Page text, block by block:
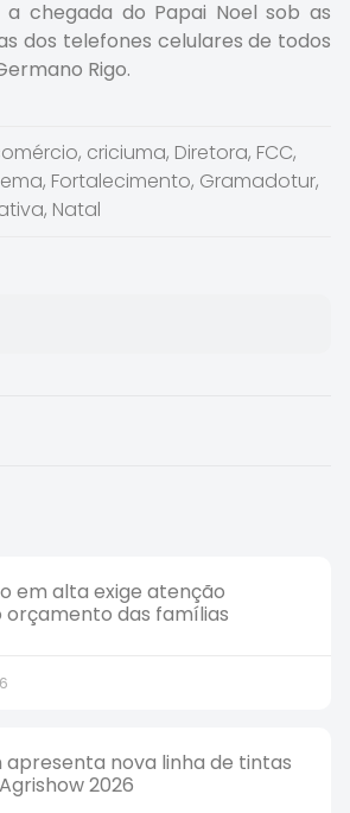
chegada do Papai Noel sob as
dos telefones celulares de todos
Rigo.
, criciuma, Diretora, FCC,
, Fortalecimento, Gramadotur,
, Natal
em alta exige atenção
das famílias
apresenta nova linha de tintas
2026